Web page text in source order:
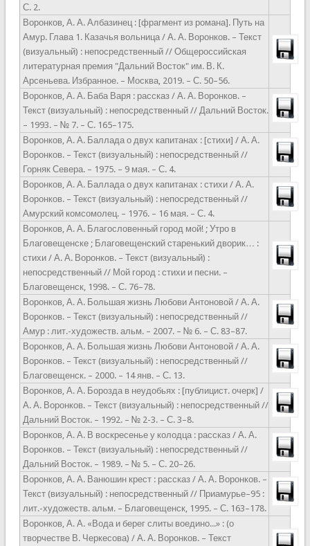
С. 2.
Воронков, А. А. Албазинец : [фрагмент из романа]. Путь на
Амур. Глава 1. Казачья вольница / А. А. Воронков. – Текст
(визуальный) : непосредственный // Общероссийская
литературная премия "Дальний Восток" им. В. К.
Арсеньева. Избранное. – Москва, 2019. – С. 50–56.
Воронков, А. А. Баба Варя : рассказ / А. А. Воронков. –
Текст (визуальный) : непосредственный // Дальний Восток.
– 1993. – № 7. – С. 165–175.
Воронков, А. А. Баллада о двух капитанах : [стихи] / А. А.
Воронков. – Текст (визуальный) : непосредственный //
Горняк Севера. – 1975. – 9 мая. – С. 4.
Воронков, А. А. Баллада о двух капитанах : стихи / А. А.
Воронков. – Текст (визуальный) : непосредственный //
Амурский комсомолец. – 1976. – 16 мая. – С. 4.
Воронков, А. А. Благословенный город мой! ; Утро в
Благовещенске ; Благовещенский старенький дворик… :
стихи / А. А. Воронков. – Текст (визуальный) :
непосредственный // Мой город : стихи и песни. –
Благовещенск, 1998. – С. 76–78.
Воронков, А. А. Большая жизнь Любови Антоновой / А. А.
Воронков. – Текст (визуальный) : непосредственный //
Амур : лит.-художеств. альм. – 2007. – № 6. – С. 83–87.
Воронков, А. А. Большая жизнь Любови Антоновой / А. А.
Воронков. – Текст (визуальный) : непосредственный //
Благовещенск. – 2000. – 14 янв. – С. 13.
Воронков, А. А. Борозда в неудобьях : [публицист. очерк] /
А. А. Воронков. – Текст (визуальный) : непосредственный //
Дальний Восток. – 1992. – № 2-3. – С. 3–8.
Воронков, А. А. В воскресенье у колодца : рассказ / А. А.
Воронков. – Текст (визуальный) : непосредственный //
Дальний Восток. – 1989. – № 5. – С. 20–26.
Воронков, А. А. Ванюшин крест : рассказ / А. А. Воронков. –
Текст (визуальный) : непосредственный // Приамурье–95 :
лит.-художеств. альм. – Благовещенск, 1995. – С. 163–178.
Воронков, А. А. «Вода и берег слиты воедино...» : (о
творчестве В. Черкесова) / А. А. Воронков. – Текст